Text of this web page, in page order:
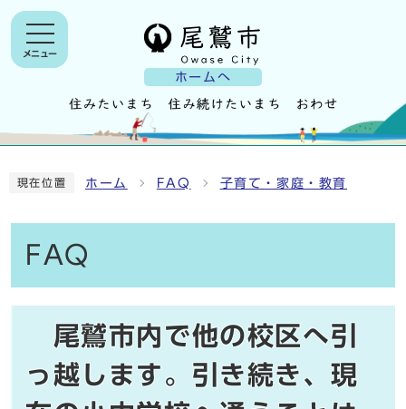
ホームへ
メニュー
現在位置 ホーム FAQ 子育て・家庭・教育
FAQ
尾鷲市内で他の校区へ引
っ越します。引き続き、現